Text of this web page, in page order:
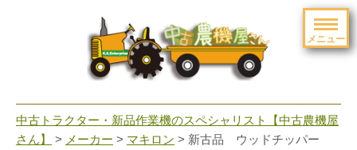
メニュー
navigation
中古トラクター・新品作業機のスペシャリスト【中古農機屋
さん】
> メーカー > マキロン > 新古品 ウッドチッパー